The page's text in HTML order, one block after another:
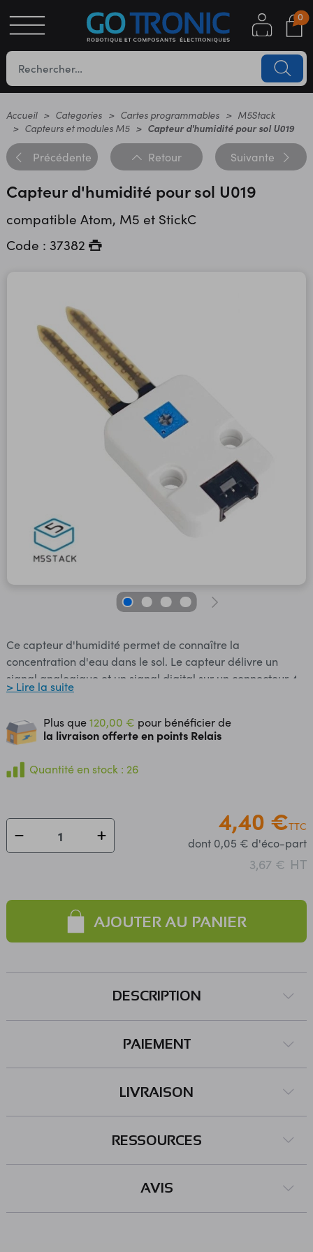
0
Accueil Categories Cartes programmables
M5Stack
Capteurs et modules M5
Capteur d'humidité pour sol U019
Précédente Retour Suivante
Capteur d'humidité pour sol U019
compatible Atom, M5 et StickC
Code : 37382
Ce capteur d'humidité permet de connaître la
concentration d'eau dans le sol. Le capteur délivre un
signal analogique et un signal digital sur un connecteur 4
broches en fonction de la teneur en eau (cordon inclus). Le
à un potentiomètre de 10 kΩ. M5Stack propose une
intégration de ce module au sein de son IDE en blocs et en
Python UIFlow. Un exemple de code pour l'IDE Arduino®
est également disponible. Applications: contrôle
la partie supérieure du capteur ne doit pas être en contact
microcontrôleur Interfaces: analogique et digitale
Connecteur: 4 broches HY2.0-4P (cordon inclus) Seuil
> Lire la suite
Plus que120,00 € pour bénéficier de
la livraison offerte en points Relais
Quantité en stock : 26
4,40 €TTC
dont 0,05 € d'éco-part
3,67 € HT
AJOUTER AU PANIER
DESCRIPTION
PAIEMENT
LIVRAISON
RESSOURCES
AVIS